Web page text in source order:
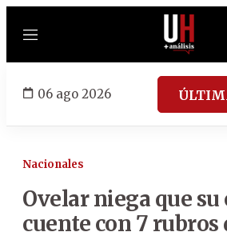
Menú
06 ago 2026
Nacionales
Ovelar niega que su
cuente con 7 rubros